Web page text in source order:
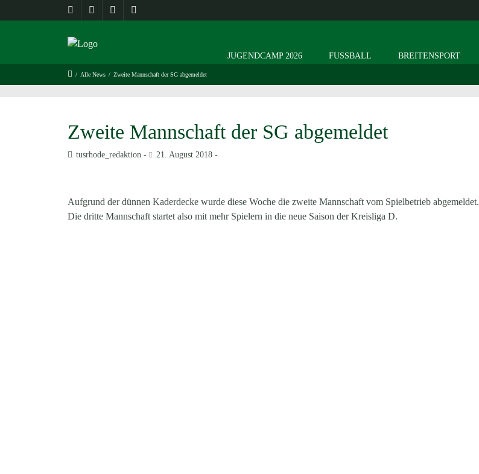
JUGENDCAMP 2026 FUSSBALL BREITENSPORT
/ Alle News / Zweite Mannschaft der SG abgemeldet
Zweite Mannschaft der SG abgemeldet
tusrhode_redaktion 21. August 2018
Aufgrund der dünnen Kaderdecke wurde diese Woche die zweite Mannschaft vom Spielbetrieb abgemeldet.
Die dritte Mannschaft startet also mit mehr Spielern in die neue Saison der Kreisliga D.